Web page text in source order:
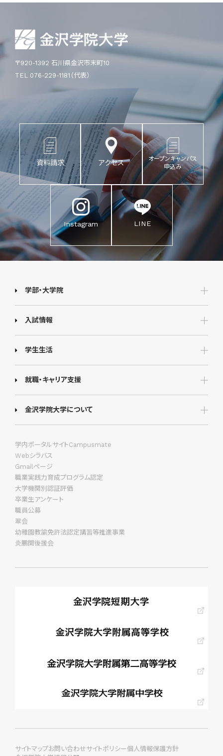
〒920-1392 石川県金沢市末町10
TEL 076-229-1181（代表）
資料請求 アクセス
オープンキャンパス
申込み
Instagram LINE
学部・大学院
入試情報
学生生活
就職・キャリア支援
金沢学院大学について
学内ポータルサイトCampusmate
Webシラバス
Gmailページ
職業実践力育成プログラム認定
大学機関別認証評価
卒業生アンケート
職員公募
翠会
幼稚園教諭免許法認定講習等推進事業
炎鵬関後援会
サイトマップお問い合わせサイトポリシー個人情報保護方針